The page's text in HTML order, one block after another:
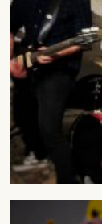
He leído y